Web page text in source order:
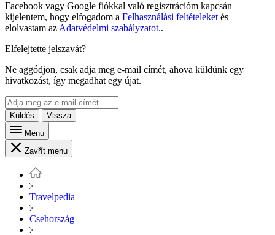
Facebook vagy Google fiókkal való regisztrációm kapcsán
kijelentem, hogy elfogadom a Felhasználási feltételeketés
elolvastam azAdatvédelmi szabályzatot..
Elfelejtette jelszavát?
Ne aggódjon, csak adja meg e-mail címét, ahova küldünk egy
hivatkozást, így megadhat egy újat.
Küldés
Vissza
Menu
Zavřít menu
Travelpedia
Csehország